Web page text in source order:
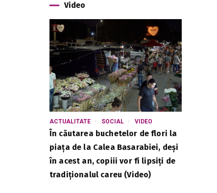
Video
ACTUALITATE SOCIAL VIDEO
În căutarea buchetelor de flori la
piața de la Calea Basarabiei, deși
în acest an, copiii vor fi lipsiți de
tradiționalul careu (Video)